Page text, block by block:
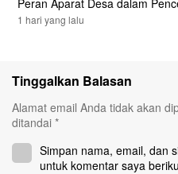
1 hari yang lalu
Tinggalkan Balasan
Alamat email Anda tidak akan
ditandai *
Simpan nama, email, dan
untuk komentar saya